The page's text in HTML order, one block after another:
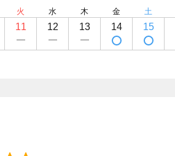
火
11
水
12
木
13
金
14
土
15